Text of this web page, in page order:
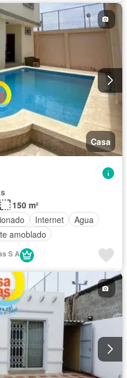
Casa
150 m²
Internet
Agua
amoblado
S A